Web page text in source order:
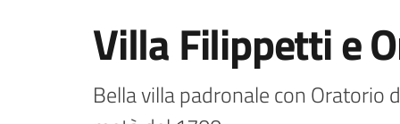
Villa Filippetti e
Bella villa padronale con